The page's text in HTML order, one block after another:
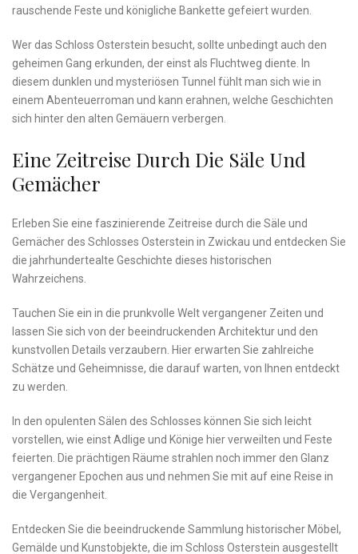
rauschende ‌Feste und königliche Bankette gefeiert wurden.
Wer ⁣das Schloss Osterstein besucht, sollte unbedingt auch den
geheimen Gang⁢ erkunden, der einst ​als Fluchtweg diente. ​In
diesem dunklen und mysteriösen Tunnel fühlt man sich ⁤wie ‍in
einem ‍Abenteuerroman ⁤und ⁣kann erahnen, welche⁣ Geschichten ​
sich hinter ​den ⁤alten‍ Gemäuern verbergen.
Eine Zeitreise Durch Die Säle ​und
Gemächer
Erleben Sie⁢ eine ​faszinierende Zeitreise durch ⁤die⁤ Säle und
Gemächer des⁢ Schlosses Osterstein in Zwickau und entdecken Sie⁢
die jahrhundertealte⁢ Geschichte dieses historischen
Wahrzeichens.
Tauchen Sie ein in⁤ die prunkvolle Welt⁤ vergangener Zeiten und
lassen Sie‍ sich‌ von der beeindruckenden Architektur und ‍den
kunstvollen Details verzaubern.⁢ Hier erwarten ​Sie zahlreiche
Schätze und Geheimnisse,​ die darauf warten, von ⁤Ihnen entdeckt
zu werden.
In den opulenten ⁢Sälen des Schlosses können Sie ⁤sich leicht
vorstellen, wie ​einst Adlige und Könige hier verweilten und Feste
‌feierten. Die prächtigen Räume strahlen noch immer den Glanz ​
vergangener Epochen aus ‍und nehmen Sie mit auf⁢ eine Reise in
die ⁣Vergangenheit.
Entdecken Sie⁤ die ⁤beeindruckende Sammlung historischer Möbel,
Gemälde und‌ Kunstobjekte, ‍die im Schloss ⁤Osterstein ‍ausgestellt